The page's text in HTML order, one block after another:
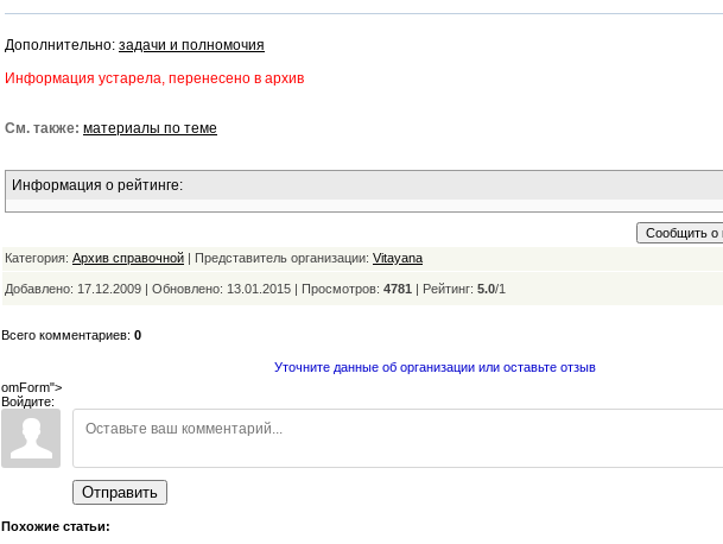
Дополнительно: задачи и полномочия
Информация устарела, перенесено в архив
См. также: материалы по теме
Информация о рейтинге:
Категория: Архив справочной | Представитель организации: Vitayana
Добавлено: 17.12.2009 | Обновлено: 13.01.2015 | Просмотров: 4781 | Рейтинг: 5.0/1
Всего комментариев: 0
Уточните данные об организации или оставьте отзыв
omForm">
Войдите:
Отправить
Похожие статьи: